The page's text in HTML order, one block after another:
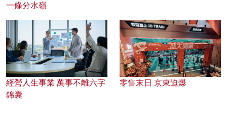
一條分水嶺
經營人生事業 萬事不離六字
錦囊
零售末日 京東迫爆